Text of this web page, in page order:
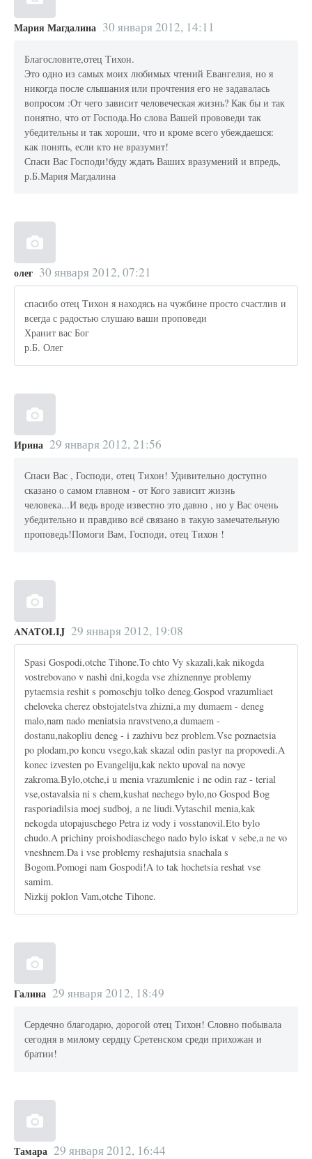
Мария Магдалина 30 января 2012, 14:11
Благословите,отец Тихон.
Это одно из самых моих любимых чтений Евангелия, но я
никогда после слышания или прочтения его не задавалась
вопросом :От чего зависит человеческая жизнь? Как бы и так
понятно, что от Господа.Но слова Вашей прововеди так
убедительны и так хороши, что и кроме всего убеждаешся:
как понять, если кто не вразумит!
Спаси Вас Господи!буду ждать Ваших вразумений и впредь,
р.Б.Мария Магдалина
олег 30 января 2012, 07:21
спасибо отец Тихон я находясь на чужбине просто счастлив и
всегда с радостью слушаю ваши проповеди
Хранит вас Бог
р.Б. Олег
Ирина 29 января 2012, 21:56
Спаси Вас , Господи, отец Тихон! Удивительно доступно
сказано о самом главном - от Кого зависит жизнь
человека...И ведь вроде известно это давно , но у Вас очень
убедительно и правдиво всё связано в такую замечательную
проповедь!Помоги Вам, Господи, отец Тихон !
ANATOLIJ 29 января 2012, 19:08
Spasi Gospodi,otche Tihone.To chto Vy skazali,kak nikogda
vostrebovano v nashi dni,kogda vse zhiznennye problemy
pytaemsia reshit s pomoschju tolko deneg.Gospod vrazumliaet
cheloveka cherez obstojatelstva zhizni,a my dumaem - deneg
malo,nam nado meniatsia nravstveno,a dumaem -
dostanu,nakopliu deneg - i zazhivu bez problem.Vse poznaetsia
po plodam,po koncu vsego,kak skazal odin pastyr na propovedi.A
konec izvesten po Evangeliju,kak nekto upoval na novye
zakroma.Bylo,otche,i u menia vrazumlenie i ne odin raz - terial
vse,ostavalsia ni s chem,kushat nechego bylo,no Gospod Bog
rasporiadilsia moej sudboj, a ne liudi.Vytaschil menia,kak
nekogda utopajuschego Petra iz vody i vosstanovil.Eto bylo
chudo.A prichiny proishodiaschego nado bylo iskat v sebe,a ne vo
vneshnem.Da i vse problemy reshajutsia snachala s
Bogom.Pomogi nam Gospodi!A to tak hochetsia reshat vse
samim.
Nizkij poklon Vam,otche Tihone.
Галина 29 января 2012, 18:49
Сердечно благодарю, дорогой отец Тихон! Словно побывала
сегодня в милому сердцу Сретенском среди прихожан и
братии!
Тамара 29 января 2012, 16:44